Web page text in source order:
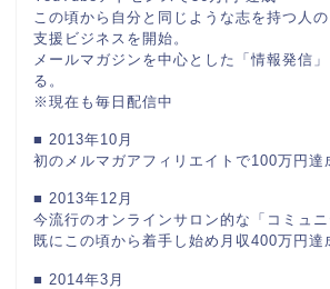
この頃から自分と同じような志を持つ人の
支援ビジネスを開始。
メールマガジンを中心とした「情報発信
る。
※現在も毎日配信中
■ 2013年10月
初のメルマガアフィリエイトで100万円達
■ 2013年12月
今流行のオンラインサロン的な「コミュ
既にこの頃から着手し始め月収400万円達
■ 2014年3月